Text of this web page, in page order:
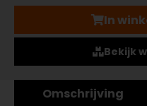
In
Bekijk
Omschrijving